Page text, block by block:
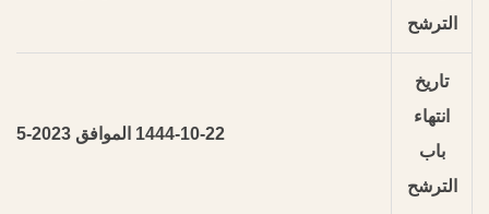
الترشح
تاريخ
انتهاء
باب
الترشح
1444-10-22 الموافق 2023-05-12